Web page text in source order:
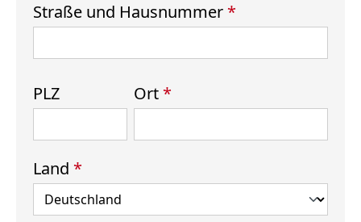
Straße und Hausnummer *
PLZ Ort *
Land *